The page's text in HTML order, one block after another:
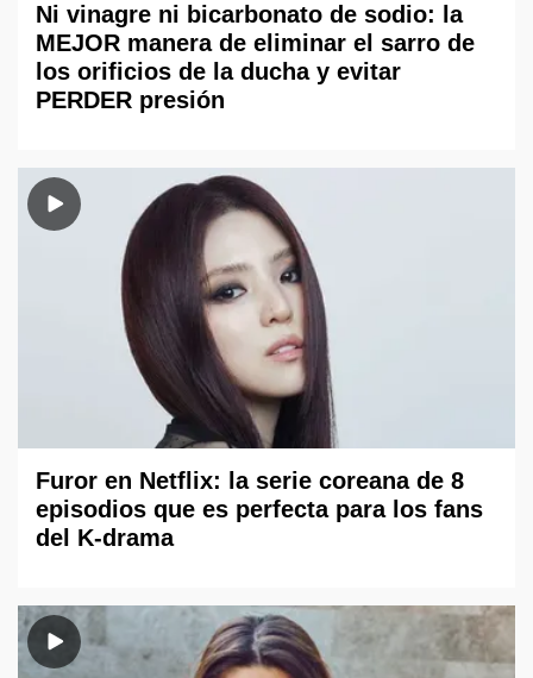
Ni vinagre ni bicarbonato de sodio: la
MEJOR manera de eliminar el sarro de
los orificios de la ducha y evitar
PERDER presión
Furor en Netflix: la serie coreana de 8
episodios que es perfecta para los fans
del K-drama